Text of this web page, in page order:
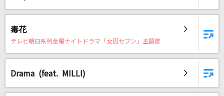
毒花
テレビ朝日系列金曜ナイトドラマ「女囚セブン」主題歌
Drama (feat. MILLI)